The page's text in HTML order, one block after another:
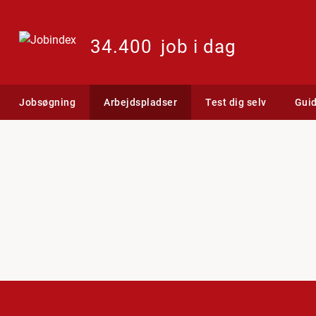
34.400 job i dag
Jobsøgning Arbejdspladser Test dig selv